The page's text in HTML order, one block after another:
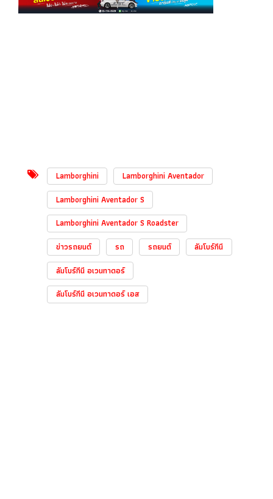
Lamborghini
Lamborghini Aventador
Lamborghini Aventador S
Lamborghini Aventador S Roadster
ข่าวรถยนต์
รถ รถยนต์
ลัมโบร์กีนี
ลัมโบร์กีนี อเวนทาดอร์
ลัมโบร์กีนี อเวนทาดอร์ เอส